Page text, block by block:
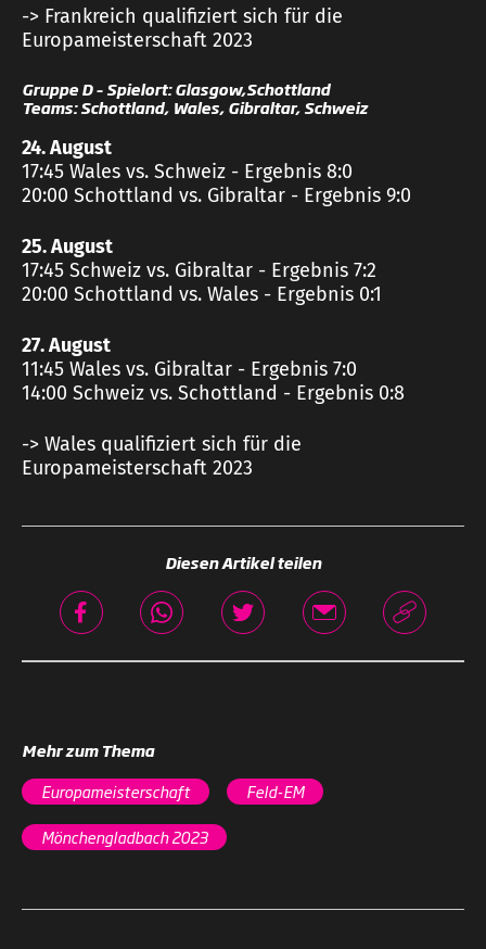
-> Frankreich qualifiziert sich für die
Europameisterschaft 2023
Gruppe D – Spielort: Glasgow,Schottland
Teams: Schottland, Wales, Gibraltar, Schweiz
24. August
17:45 Wales vs. Schweiz - Ergebnis 8:0
20:00 Schottland vs. Gibraltar - Ergebnis 9:0
25. August
17:45 Schweiz vs. Gibraltar - Ergebnis 7:2
20:00 Schottland vs. Wales - Ergebnis 0:1
27. August
11:45 Wales vs. Gibraltar - Ergebnis 7:0
14:00 Schweiz vs. Schottland - Ergebnis 0:8
-> Wales qualifiziert sich für die
Europameisterschaft 2023
Diesen Artikel teilen
Mehr zum Thema
Europameisterschaft
Feld-EM
Mönchengladbach 2023